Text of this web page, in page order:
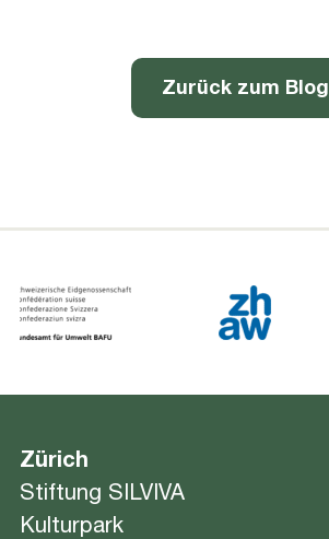
Zurück zum Blog
Zürich
Stiftung SILVIVA
Kulturpark